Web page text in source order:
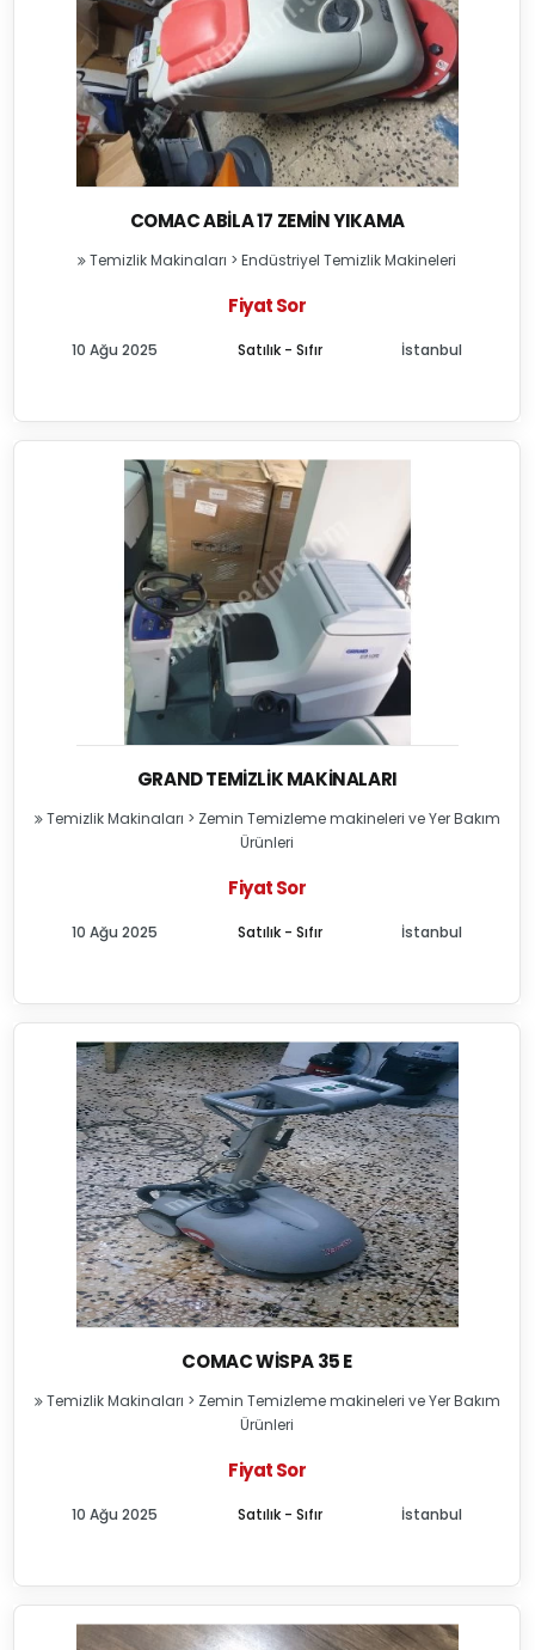
COMAC ABILA 17 ZEMIN YIKAMA
Temizlik Makinaları >Endüstriyel Temizlik Makineleri
Fiyat Sor
Satılık - Sıfır
10 Ağu 2025 İstanbul
GRAND TEMIZLIK MAKINALARI
Temizlik Makinaları > Zemin Temizleme makineleri ve Yer Bakım
Ürünleri
Fiyat Sor
Satılık - Sıfır
10 Ağu 2025 İstanbul
COMAC WISPA 35 E
Temizlik Makinaları > Zemin Temizleme makineleri ve Yer Bakım
Ürünleri
Fiyat Sor
Satılık - Sıfır
10 Ağu 2025 İstanbul